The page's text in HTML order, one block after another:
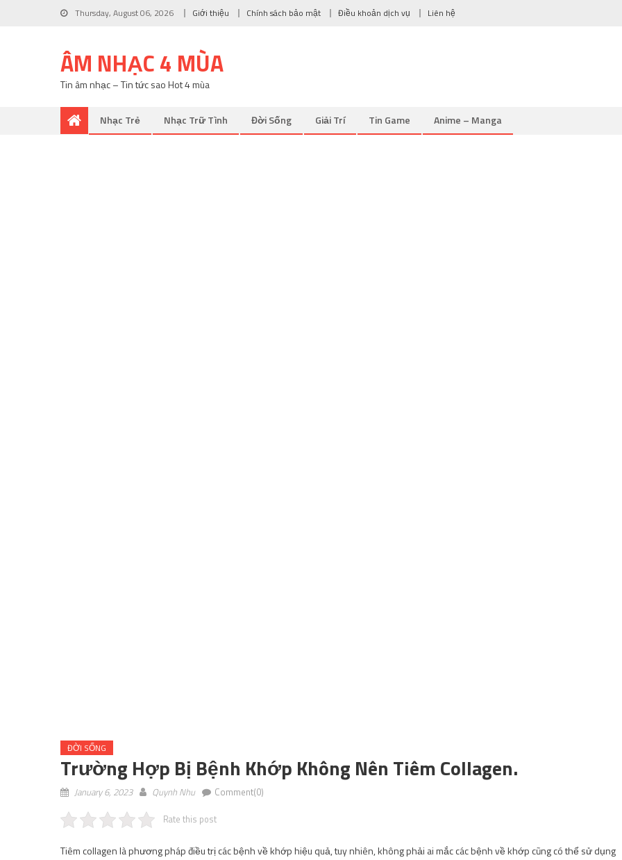
Thursday, August 06, 2026 Giới thiệu Chính sách bảo mật Điều khoản dịch vụ Liên hệ
ÂM NHẠC 4 MÙA
Tin âm nhạc – Tin tức sao Hot 4 mùa
Nhạc Trẻ Nhạc Trữ Tình Đời Sống Giải Trí Tin Game Anime – Manga
ĐỜI SỐNG
Trường Hợp Bị Bệnh Khớp Không Nên Tiêm Collagen.
January 6, 2023 Quynh Nhu Comment(0)
Rate this post
Tiêm collagen là phương pháp điều trị các bệnh về khớp hiệu quả, tuy nhiên, không phải ai mắc các bệnh về khớp cũng có thể sử dụng